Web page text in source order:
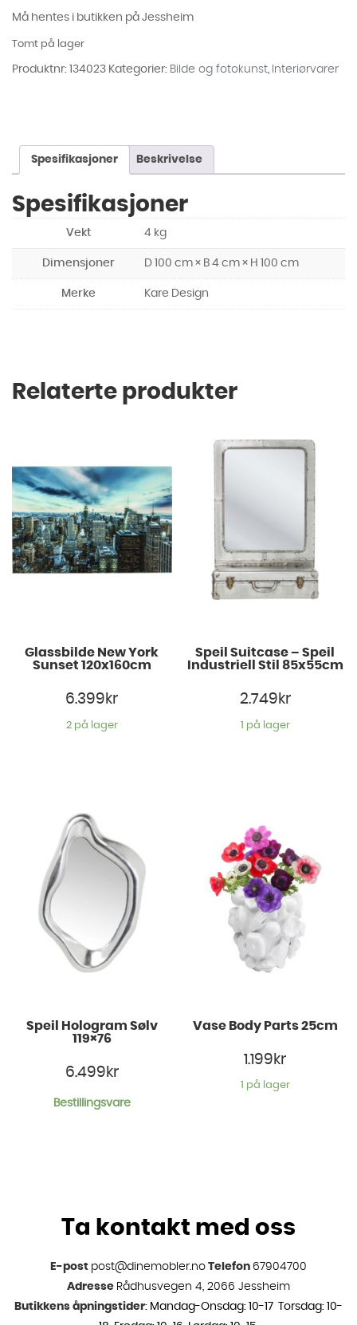
Må hentes i butikken på Jessheim
Tomt på lager
Produktnr: 134023 Kategorier: Bilde og fotokunst Interiørvarer
Spesifikasjoner Beskrivelse
Spesifikasjoner
Vekt 4 kg
Dimensjoner D 100 cm × B 4 cm × H 100 cm
Merke Kare Design
Relaterte produkter
Glassbilde New York
Sunset 120x160cm
6.399 kr
2 på lager
Speil Suitcase – Speil
Industriell Stil 85x55cm
2.749 kr
1 på lager
Speil Hologram Sølv
119×76
6.499 kr
Bestillingsvare
Vase Body Parts 25cm
1.199 kr
1 på lager
Ta kontakt med oss
E-post post@dinemobler.no Telefon 67904700
Adresse Rådhusvegen 4, 2066 Jessheim
Butikkens åpningstider: Mandag-Onsdag: 10-17 Torsdag: 10-